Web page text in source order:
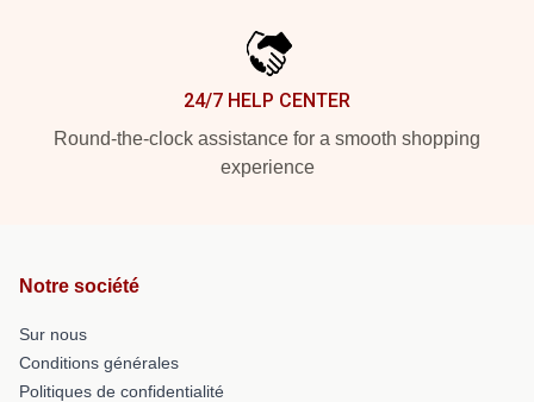
24/7 HELP CENTER
Round-the-clock assistance for a smooth shopping
experience
Notre société
Sur nous
Conditions générales
Politiques de confidentialité